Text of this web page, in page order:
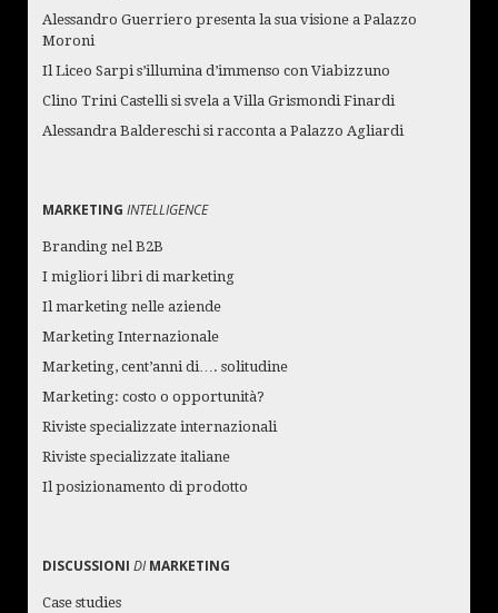
Alessandro Guerriero presenta la sua visione a Palazzo
Moroni
Il Liceo Sarpi s’illumina d’immenso con Viabizzuno
Clino Trini Castelli si svela a Villa Grismondi Finardi
Alessandra Baldereschi si racconta a Palazzo Agliardi
MARKETING INTELLIGENCE
Branding nel B2B
I migliori libri di marketing
Il marketing nelle aziende
Marketing Internazionale
Marketing, cent’anni di…. solitudine
Marketing: costo o opportunità?
Riviste specializzate internazionali
Riviste specializzate italiane
Il posizionamento di prodotto
DISCUSSIONI DIMARKETING
Case studies